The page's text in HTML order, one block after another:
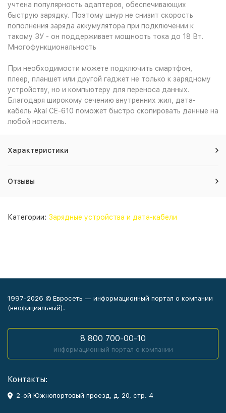
учтена популярность адаптеров, обеспечивающих
быструю зарядку. Поэтому шнур не снизит скорость
пополнения заряда аккумулятора при подключении к
такому ЗУ - он поддерживает мощность тока до 18 Вт.
Многофункциональность
При необходимости можете подключить смартфон,
плеер, планшет или другой гаджет не только к зарядному
устройству, но и компьютеру для переноса данных.
Благодаря широкому сечению внутренних жил, дата-
кабель Akai CE-610 поможет быстро скопировать данные на
любой носитель.
Характеристики
Отзывы
Категории: Зарядные устройства и дата-кабели
1997-2026 © Евросеть — информационный портал о компании
(неофициальный).
8 800 700-00-10
информационный портал о компании
Контакты:
2-ой Южнопортовый проезд, д. 20, стр. 4